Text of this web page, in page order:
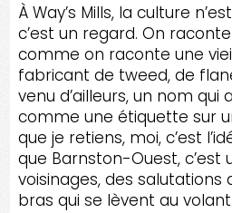
À Way’s Mills, la culture
c’est un regard. On
comme on raconte une
fabricant de tweed, de
venu d’ailleurs, un nom qui
comme une étiquette sur
que je retiens, moi, c’est
que Barnston-Ouest, c’est
voisinages, des salutations
bras qui se lèvent au